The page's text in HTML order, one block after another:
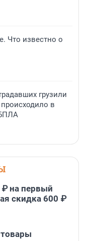
Что известно о
грузили
в
₽ на первый
скидка 600 ₽